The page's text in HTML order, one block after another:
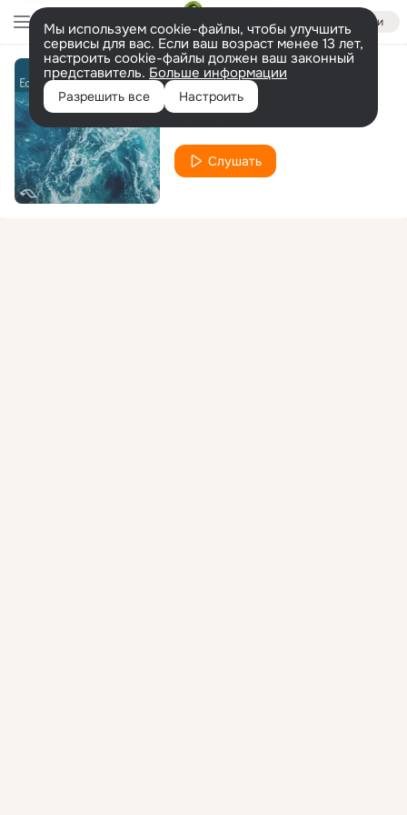
Войти
Мы используем cookie-файлы, чтобы улучшить
сервисы для вас. Если ваш возраст менее 13 лет,
настроить cookie-файлы должен ваш законный
представитель. Больше информации
Разрешить все Настроить
Earth Call (Mixed)
Слушать